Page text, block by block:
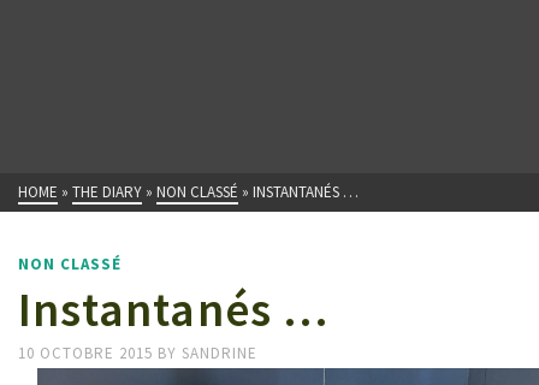
HOME » THE DIARY » NON CLASSÉ » INSTANTANÉS …
NON CLASSÉ
Instantanés …
10 OCTOBRE 2015 BY SANDRINE